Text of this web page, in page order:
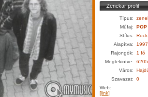
Zenekar profil
Típus:
Műfaj:
POP
Stílus:
Rock
Alapítva:
1997
Rajongók:
1 fő
Megtekintve:
6205
Város:
Szavazat:
0
Web:
[link]